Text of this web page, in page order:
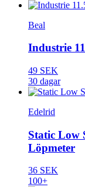
Beal
Industrie
49 SEK
30 dagar
Edelrid
Static Low
Löpmeter
36 SEK
100+